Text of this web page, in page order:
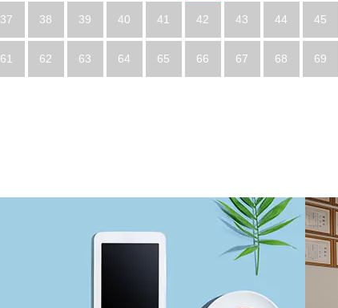
37 38 39 40 41 42 43 44 45
61 62 63 64 65 66 67 68 69